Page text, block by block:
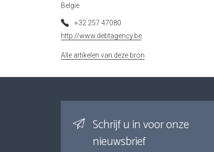
België
+32 257 47080
http://www.debtagency.be
Alle artikelen van deze bron
Schrijf u in voor onze
nieuwsbrief